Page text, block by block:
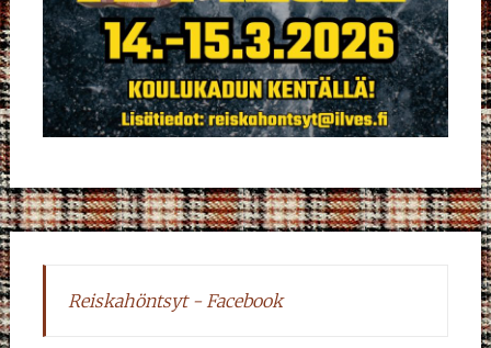
Reiskahöntsyt - Facebook